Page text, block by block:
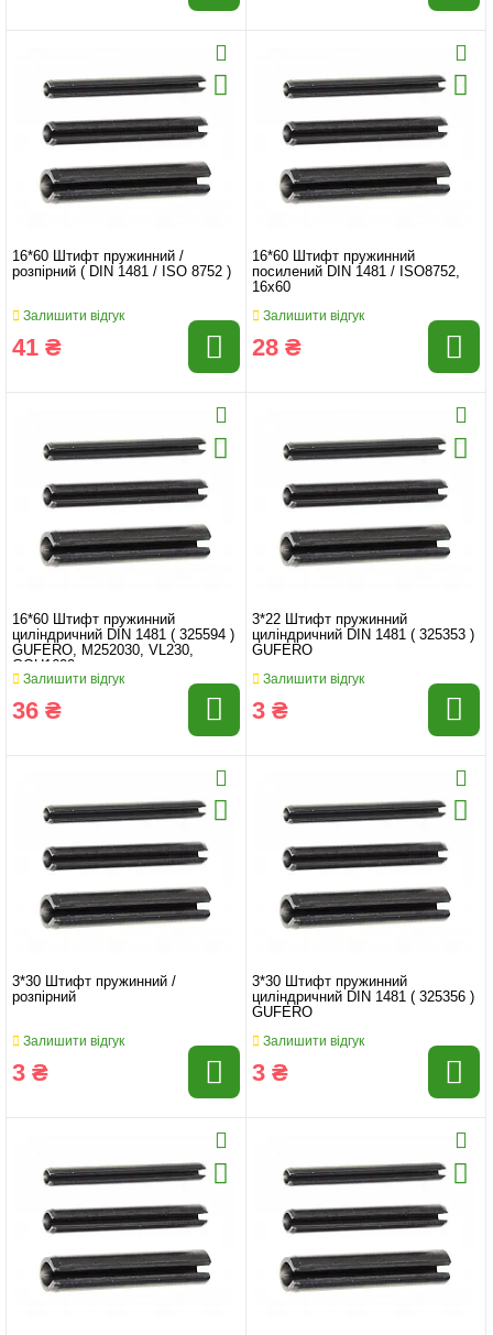
16*60 Штифт пружинний /
розпірний ( DIN 1481 / ISO 8752 )
Залишити відгук
41 ₴
16*60 Штифт пружинний
посилений DIN 1481 / ISO8752,
16x60
Залишити відгук
28 ₴
16*60 Штифт пружинний
циліндричний DIN 1481 ( 325594 )
GUFERO, M252030, VL230,
GOU1600
Залишити відгук
36 ₴
3*22 Штифт пружинний
циліндричний DIN 1481 ( 325353 )
GUFERO
Залишити відгук
3 ₴
3*30 Штифт пружинний /
розпірний
Залишити відгук
3 ₴
3*30 Штифт пружинний
циліндричний DIN 1481 ( 325356 )
GUFERO
Залишити відгук
3 ₴